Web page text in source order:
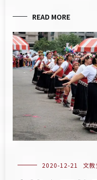
READ MORE
2020-12-21 文